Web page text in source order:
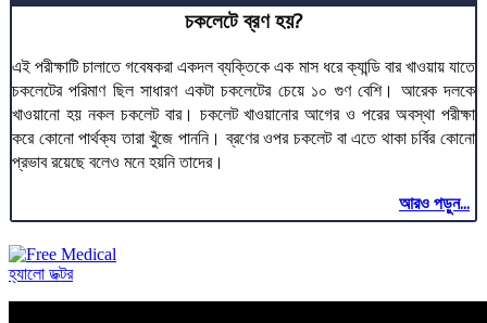
চকলেটে ব্রণ হয়?
এই পরীক্ষাটি চালাতে গবেষকরা একদল ব্যক্তিকে এক মাস ধরে ক্যান্ডি বার খাওয়ায় যাতে
চকলেটের পরিমাণ ছিল সাধারণ একটা চকলেটের চেয়ে ১০ গুণ বেশি। আরেক দলকে
খাওয়ানো হয় নকল চকলেট বার। চকলেট খাওয়ানোর আগের ও পরের অবস্থা পরীক্ষা
করে কোনো পার্থক্য তারা খুঁজে পাননি। ব্রণের ওপর চকলেট বা এতে থাকা চর্বির কোনো
প্রভাব রয়েছে বলেও মনে হয়নি তাদের।
আরও পড়ুন...
হ্যালো ডক্টর